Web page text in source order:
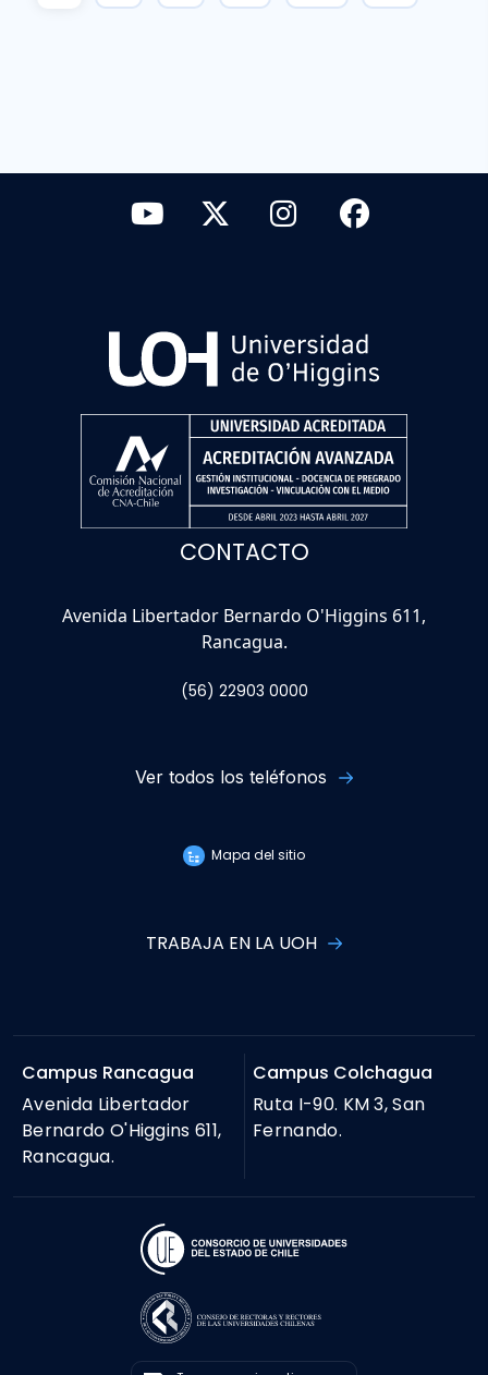
CONTACTO
Avenida Libertador Bernardo O'Higgins 611,
Rancagua.
(56) 22903 0000
Ver todos los teléfonos
Mapa del sitio
TRABAJA EN LA UOH
Campus Rancagua
Avenida Libertador
Bernardo O'Higgins 611,
Rancagua.
Campus Colchagua
Ruta I-90. KM 3, San
Fernando.